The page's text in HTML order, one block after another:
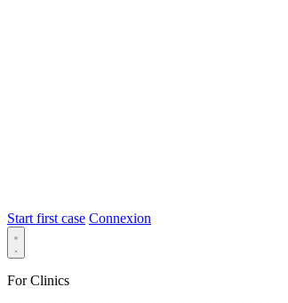
Start first case Connexion
For Clinics